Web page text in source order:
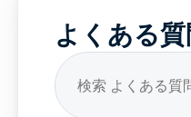
よくある